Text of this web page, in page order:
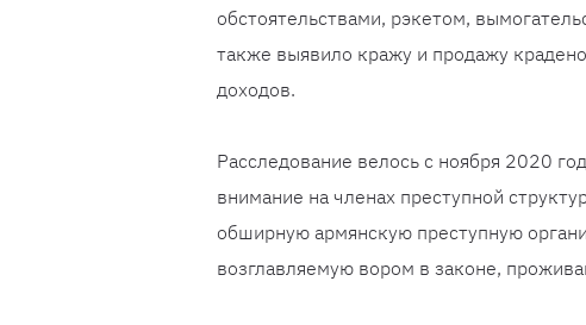
обстоятельствами, рэкетом,
также выявило кражу и продажу
доходов.
Расследование велось с ноября 2020
внимание на членах преступной
обширную армянскую преступную
возглавляемую вором в законе,